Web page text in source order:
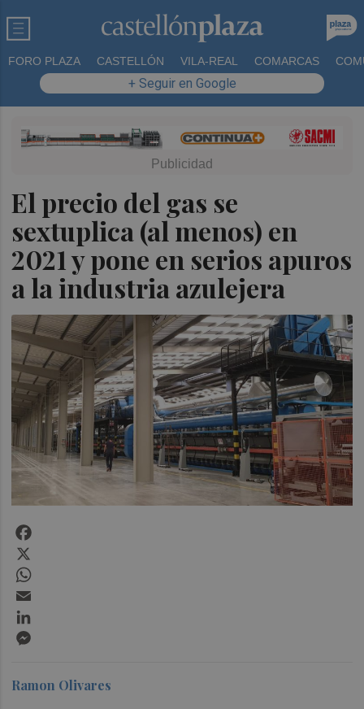
FORO PLAZA CASTELLÓN VILA-REAL COMARCAS
+ Seguir en Google
El precio del gas se
sextuplica (al menos) en
2021 y pone en serios apuros
a la industria azulejera
Ramon Olivares